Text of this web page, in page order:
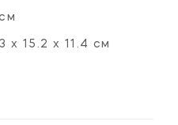
x 15.2 x 11.4 см